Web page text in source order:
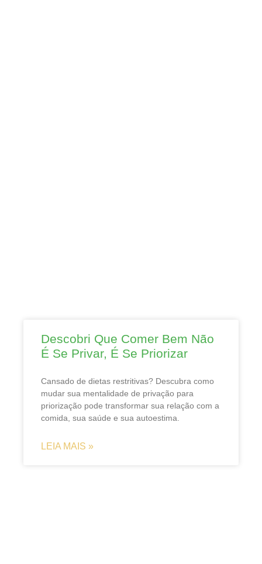
Descobri Que Comer Bem Não
É Se Privar, É Se Priorizar
Cansado de dietas restritivas? Descubra como
mudar sua mentalidade de privação para
priorização pode transformar sua relação com a
comida, sua saúde e sua autoestima.
LEIA MAIS »